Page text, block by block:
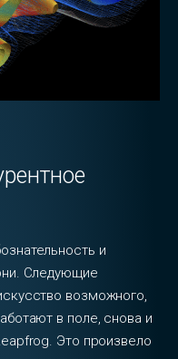
и
Следующие
возможного,
в поле, снова и
Это произвело